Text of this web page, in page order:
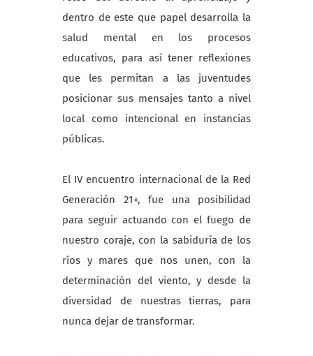
dentro de este que papel desarrolla la
salud mental en los procesos
educativos, para así tener reflexiones
que les permitan a las juventudes
posicionar sus mensajes tanto a nivel
local como intencional en instancias
públicas.
El IV encuentro internacional de la Red
Generación 21+, fue una posibilidad
para seguir actuando con el fuego de
nuestro coraje, con la sabiduría de los
ríos y mares que nos unen, con la
determinación del viento, y desde la
diversidad de nuestras tierras, para
nunca dejar de transformar.